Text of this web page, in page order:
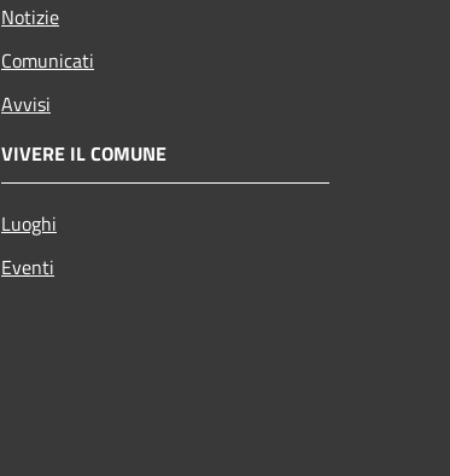
Notizie
Comunicati
Avvisi
VIVERE IL COMUNE
Luoghi
Eventi